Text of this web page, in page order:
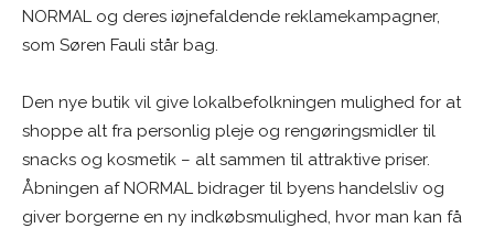
NORMAL og deres iøjnefaldende reklamekampagner,
som Søren Fauli står bag.
Den nye butik vil give lokalbefolkningen mulighed for at
shoppe alt fra personlig pleje og rengøringsmidler til
snacks og kosmetik – alt sammen til attraktive priser.
Åbningen af NORMAL bidrager til byens handelsliv og
giver borgerne en ny indkøbsmulighed, hvor man kan få